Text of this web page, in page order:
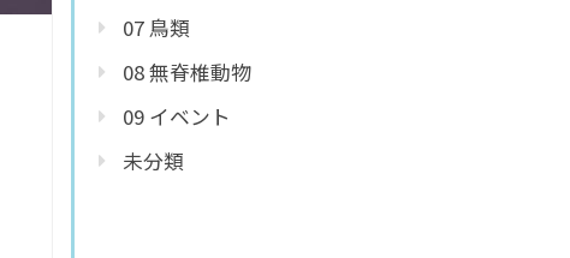
07 鳥類
08 無脊椎動物
09 イベント
未分類